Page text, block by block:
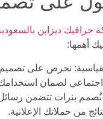
جرافيك ديزاين
أهمها:
نحرص على
لضمان استخدامك
نُصمم بنرات تتضمن
من حملاتك الإعلانية.